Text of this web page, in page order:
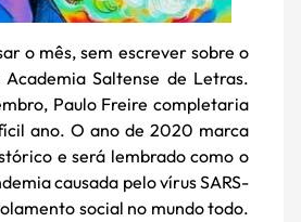
o mês, sem escrever sobre o
Saltense de Letras.
Paulo Freire completaria
ano. O ano de 2020 marca
e será lembrado como o
causada pelo vírus SARS-
social no mundo todo.